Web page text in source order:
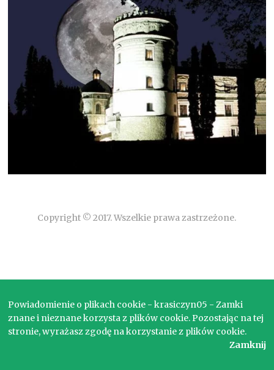
Copyright © 2017. Wszelkie prawa zastrzeżone.
Powiadomienie o plikach cookie - krasiczyn05 - Zamki
znane i nieznane korzysta z plików cookie. Pozostając na tej
stronie, wyrażasz zgodę na korzystanie z plików cookie.
Zamknij